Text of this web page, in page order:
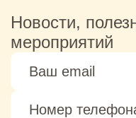
Новости,
мероприятий